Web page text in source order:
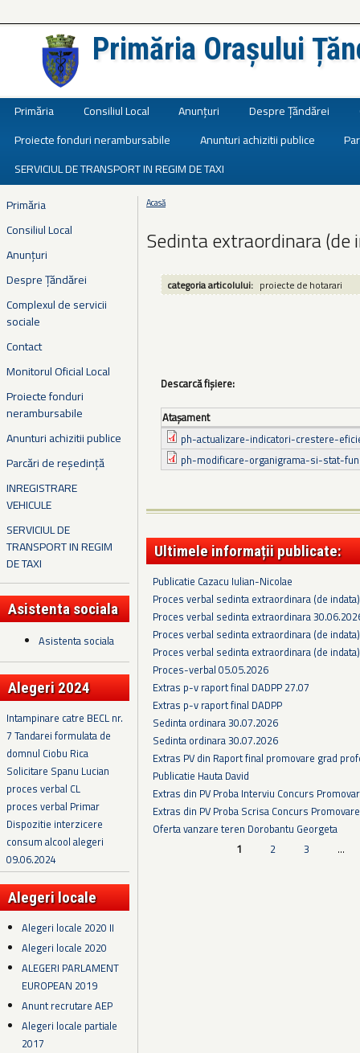
Primăria Orașului
Primăria Consiliul Local Anunțuri Despre Țăndărei
Proiecte fonduri nerambursabile
Anunturi achizitii publice
SERVICIUL DE TRANSPORT IN REGIM DE TAXI
Primăria
Consiliul Local
Anunțuri
Despre Țăndărei
Complexul de servicii
sociale
Contact
Monitorul Oficial Local
Proiecte fonduri
nerambursabile
Anunturi achizitii publice
Parcări de reședință
INREGISTRARE
VEHICULE
SERVICIUL DE
TRANSPORT IN REGIM
DE TAXI
Asistenta sociala
Asistenta sociala
Alegeri 2024
Intampinare catre BECL nr.
7 Tandarei formulata de
domnul Ciobu Rica
Solicitare Spanu Lucian
proces verbal CL
proces verbal Primar
Dispozitie interzicere
consum alcool alegeri
09.06.2024
Alegeri locale
Alegeri locale 2020 II
Alegeri locale 2020
ALEGERI PARLAMENT
EUROPEAN 2019
Anunt recrutare AEP
Alegeri locale partiale
2017
Eşti aici
Acasă
Sedinta extraordinara (de
categoria articolului: proiecte de hotarari
Descarcă fișiere:
Ataşament
ph-actualizare-indicatori-crestere-
ph-modificare-organigrama-si-stat-
Ultimele informații publicate:
Publicatie Cazacu Iulian-Nicolae
Proces verbal sedinta extraordinara (de
Proces verbal sedinta extraordinara
Proces verbal sedinta extraordinara (de
Proces verbal sedinta extraordinara (de
Proces-verbal 05.05.2026
Extras p-v raport final DADPP 27.07
Extras p-v raport final DADPP
Sedinta ordinara 30.07.2026
Sedinta ordinara 30.07.2026
Extras PV din Raport final promovare grad
Publicatie Hauta David
Extras din PV Proba Interviu Concurs
Extras din PV Proba Scrisa Concurs
Oferta vanzare teren Dorobantu Georgeta
1 2 3 …